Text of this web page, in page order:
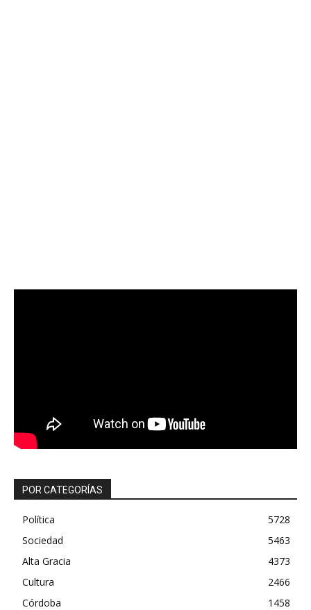
POR CATEGORÍAS
Política
5728
Sociedad
5463
Alta Gracia
4373
Cultura
2466
Córdoba
1458